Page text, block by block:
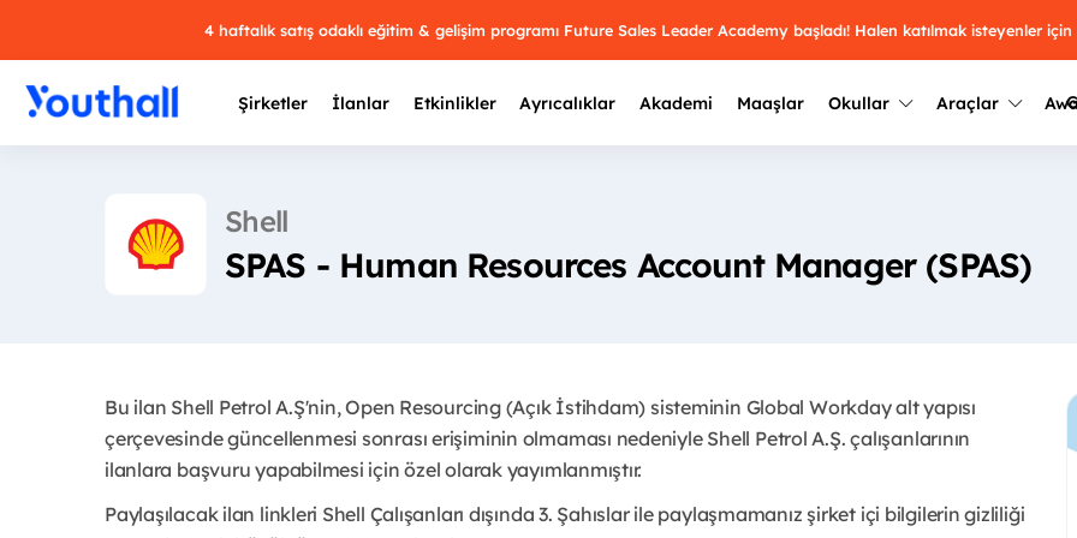
4 haftalık satış odaklı eğitim & gelişim programı Future Sales Leader Academy başladı! Halen katılmak isteyenler
Şirketler İlanlar Etkinlikler Ayrıcalıklar Akademi Maaşlar Okullar
Üniversite kulüplerini ve
keşfet.
Farklı liseleri incele ve
yakından tanı.
Araçlar
Oy ver
Kazananları
2022Kazananları
Shell
SPAS - Human Resources Account Manager (SPAS)
Bu ilan Shell Petrol A.Ş'nin, Open Resourcing (Açık İstihdam) sisteminin Global Workday alt yapısı
çerçevesinde güncellenmesi sonrası erişiminin olmaması nedeniyle Shell Petrol A.Ş. çalışanlarının
ilanlara başvuru yapabilmesi için özel olarak yayımlanmıştır.
Paylaşılacak ilan linkleri Shell Çalışanları dışında 3. Şahıslar ile paylaşmamanız şirket içi bilgilerin gizliliği